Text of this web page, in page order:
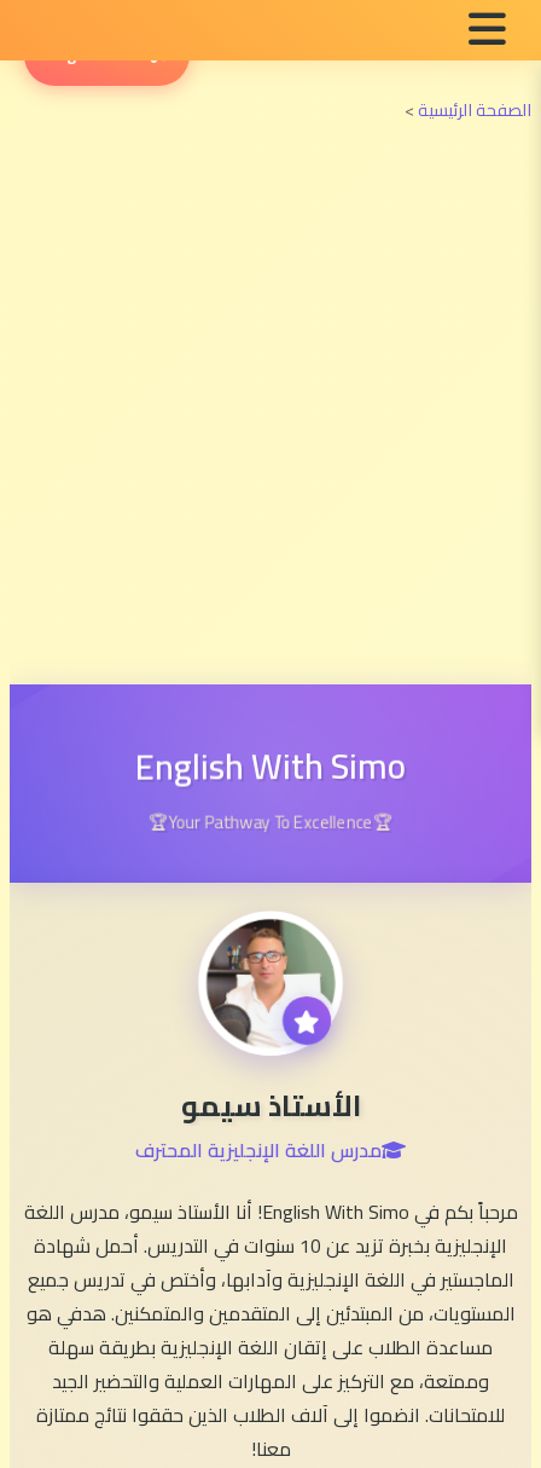
الصفحة الرئيسية>
English Radio
English With Simo
🏆Your Pathway To Excellence🏆
الأستاذ سيمو
مدرس اللغة الإنجليزية المحترف
مرحباً بكم في English With Simo! أنا الأستاذ سيمو، مدرس اللغة
الإنجليزية بخبرة تزيد عن 10 سنوات في التدريس. أحمل شهادة
الماجستير في اللغة الإنجليزية وآدابها، وأختص في تدريس جميع
المستويات، من المبتدئين إلى المتقدمين والمتمكنين. هدفي هو
مساعدة الطلاب على إتقان اللغة الإنجليزية بطريقة سهلة
وممتعة، مع التركيز على المهارات العملية والتحضير الجيد
للامتحانات. انضموا إلى آلاف الطلاب الذين حققوا نتائج ممتازة
معنا!